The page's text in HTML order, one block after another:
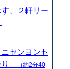
、２軒リー
センヨンセ
り
（約2分40